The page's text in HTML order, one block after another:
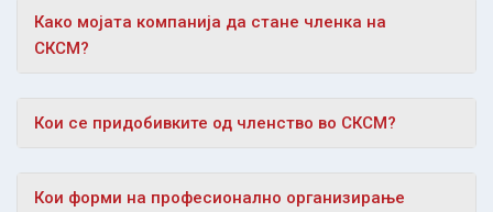
Како мојата компанија да стане членка на
СКСМ?
Кои се придобивките од членство во СКСМ?
Кои форми на професионално организирање